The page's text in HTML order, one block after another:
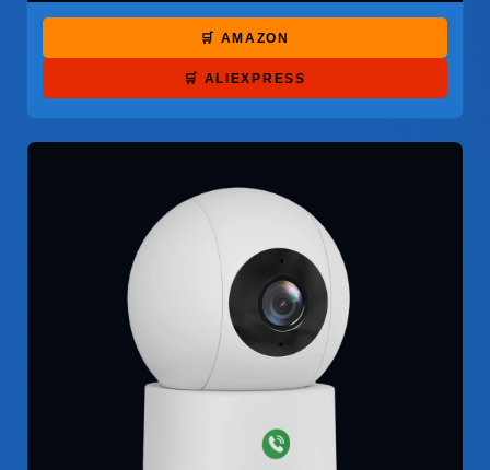
🛒 AMAZON
🛒 ALIEXPRESS